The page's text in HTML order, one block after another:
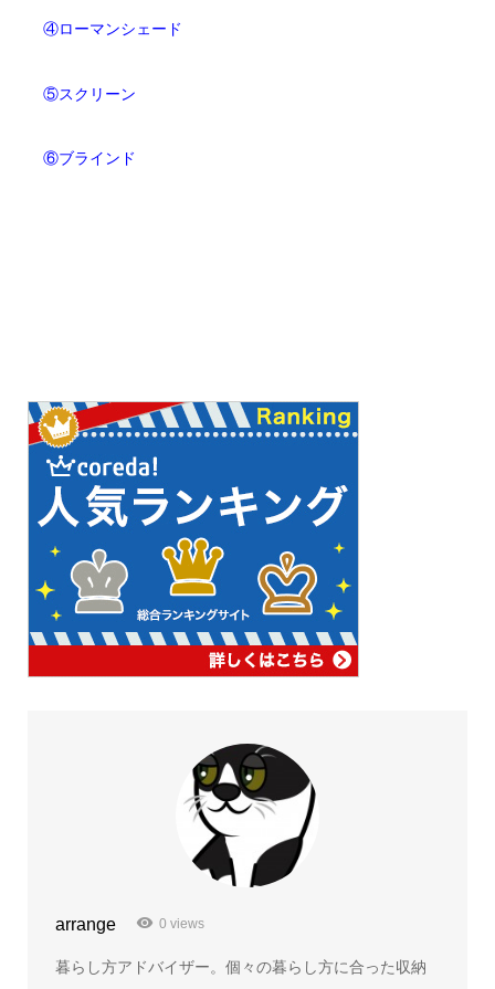
④ローマンシェード
⑤スクリーン
⑥ブラインド
arrange 0 views
暮らし方アドバイザー。個々の暮らし方に合った収納